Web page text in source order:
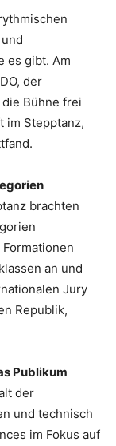
es gibt. Am
der
Bühne frei
im Stepptanz,
brachten
an und
Jury
Republik,
Publikum
der
und technisch
im Fokus auf